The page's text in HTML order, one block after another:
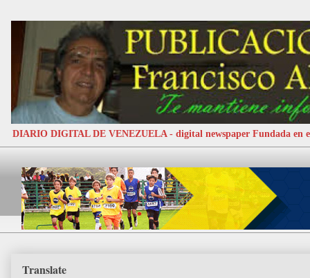
DIARIO DIGITAL DE VENEZUELA - digital newspaper Fundada en
Translate